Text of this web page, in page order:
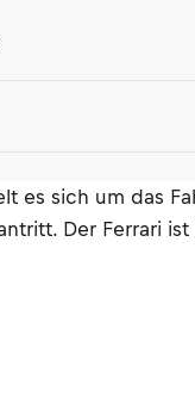
es sich um das
Der Ferrari